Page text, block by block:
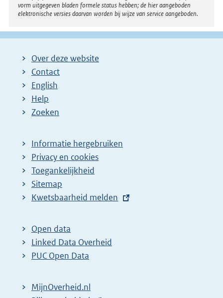
vorm uitgegeven bladen formele status hebben; de hier aangeboden
elektronische versies daarvan worden bij wijze van service aangeboden.
Over deze website
Contact
English
Help
Zoeken
Informatie hergebruiken
Privacy en cookies
Toegankelijkheid
Sitemap
E
t
e
r
l
Kwetsbaarheid melden
Open data
Linked Data Overheid
PUC Open Data
MijnOverheid.nl